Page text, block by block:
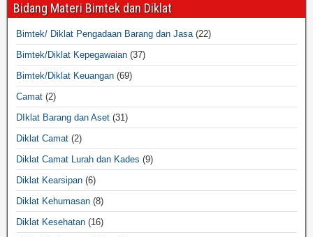
Bidang Materi Bimtek dan Diklat
Bimtek/ Diklat Pengadaan Barang dan Jasa(22)
Bimtek/Diklat Kepegawaian (37)
Bimtek/Diklat Keuangan (69)
Camat (2)
DIklat Barang dan Aset (31)
Diklat Camat (2)
Diklat Camat Lurah dan Kades (9)
Diklat Kearsipan (6)
Diklat Kehumasan (8)
Diklat Kesehatan (16)